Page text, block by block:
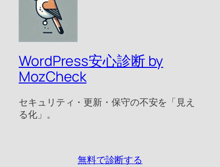
WordPress安心診断 by
MozCheck
セキュリティ・更新・保守の不安を「見え
る化」。
無料で診断する